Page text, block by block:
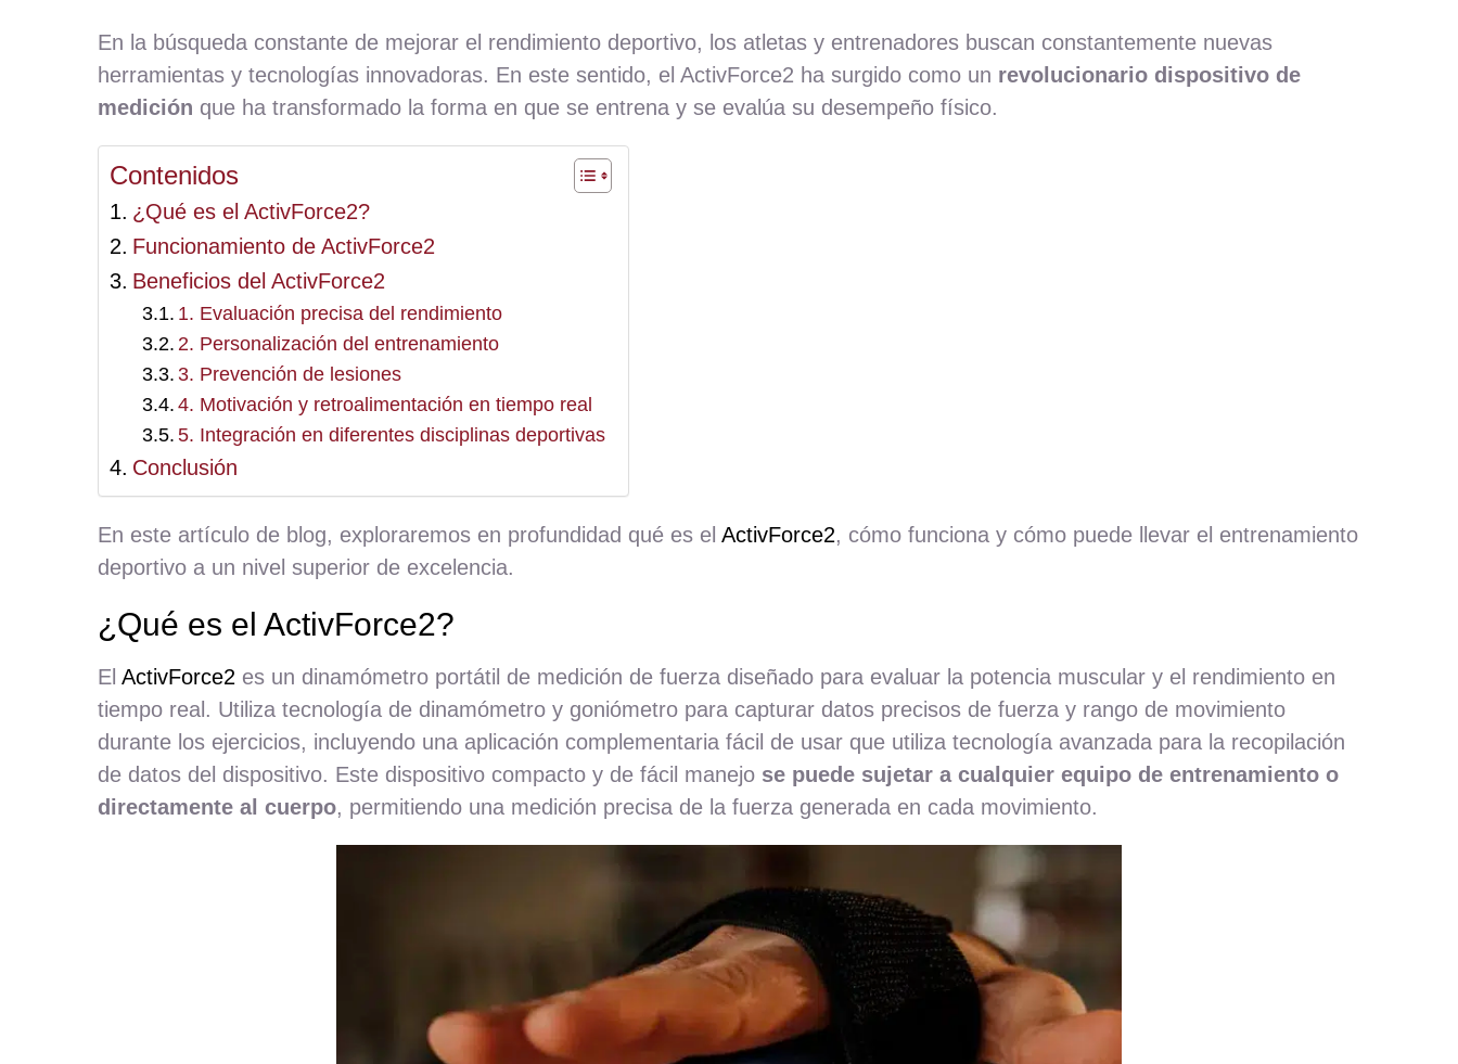
En la búsqueda constante de mejorar el rendimiento deportivo, los atletas y entrenadores buscan constantemente nuevas
herramientas y tecnologías innovadoras. En este sentido, el ActivForce2 ha surgido como un revolucionario dispositivo de
medición que ha transformado la forma en que se entrena y se evalúa su desempeño físico.
Contenidos
¿Qué es el ActivForce2?
Funcionamiento de ActivForce2
Beneficios del ActivForce2
1. Evaluación precisa del rendimiento
2. Personalización del entrenamiento
3. Prevención de lesiones
4. Motivación y retroalimentación en tiempo real
5. Integración en diferentes disciplinas deportivas
Conclusión
En este artículo de blog, exploraremos en profundidad qué es el ActivForce2, cómo funciona y cómo puede llevar el entrenamiento
deportivo a un nivel superior de excelencia.
¿Qué es el ActivForce2?
El ActivForce2 es un dinamómetro portátil de medición de fuerza diseñado para evaluar la potencia muscular y el rendimiento en
tiempo real. Utiliza tecnología de dinamómetro y goniómetro para capturar datos precisos de fuerza y rango de movimiento
durante los ejercicios, incluyendo una aplicación complementaria fácil de usar que utiliza tecnología avanzada para la recopilación
de datos del dispositivo. Este dispositivo compacto y de fácil manejo se puede sujetar a cualquier equipo de entrenamiento o
directamente al cuerpo, permitiendo una medición precisa de la fuerza generada en cada movimiento.